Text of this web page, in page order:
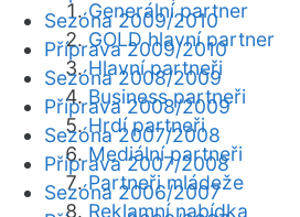
Generální partner
GOLD hlavní partner
Hlavní partneři
Business partneři
Hrdí partneři
Mediální partneři
Partneři mládeže
Reklamní nabídka
Sezóna 2009/2010
Příprava 2009/2010
Sezóna 2008/2009
Příprava 2008/2009
Sezóna 2007/2008
Příprava 2007/2008
Sezóna 2006/2007